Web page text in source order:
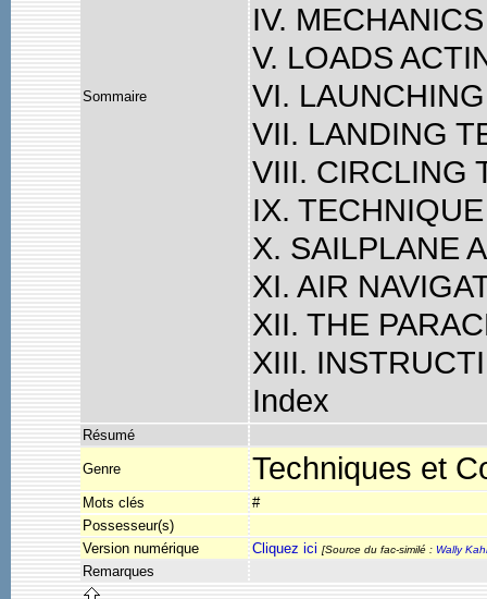
Sommaire
IV.
V. LOADS
VI.
VII. LANDING
VIII. CIRCLING
IX.
X. SAILPLANE
XI. AIR
XII. THE
XIII.
Index
Résumé
Genre Techniques et
Mots clés
#
Possesseur(s)
Version numérique
Cliquez ici [Source du fac-similé : Wally
Remarques